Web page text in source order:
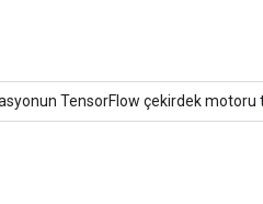
TensorFlow çekirdek motoru